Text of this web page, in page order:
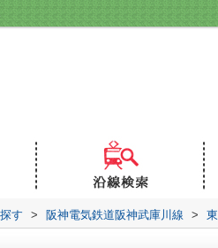
す > 阪神電気鉄道阪神武庫川線 >